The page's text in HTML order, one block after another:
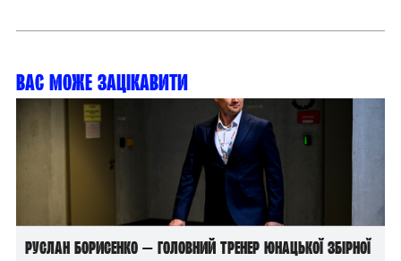
Вас може зацікавити
Руслан Борисенко — головний тренер юнацької збірної